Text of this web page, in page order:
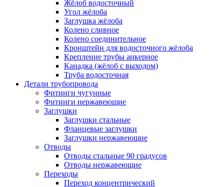
Жёлоб водосточный
Угол жёлоба
Заглушка жёлоба
Колено сливное
Колено соединительное
Кронштейн для водосточного жёлоба
Крепление трубы анкерное
Канадка (жёлоб с выходом)
Труба водосточная
Детали трубопровода
Фитинги чугунные
Фитинги нержавеющие
Заглушки
Заглушки стальные
Фланцевые заглушки
Заглушки нержавеющие
Отводы
Отводы стальные 90 градусов
Отводы нержавеющие
Переходы
Переход концентрический